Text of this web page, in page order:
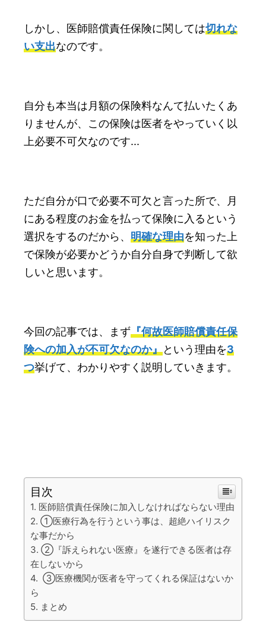
しかし、医師賠償責任保険に関しては切れな
い支出なのです。
自分も本当は月額の保険料なんて払いたくあ
りませんが、この保険は医者をやっていく以
上必要不可欠なのです...
ただ自分が口で必要不可欠と言った所で、月
にある程度のお金を払って保険に入るという
選択をするのだから、 明確な理由を知った上
で保険が必要かどうか自分自身で判断して欲
しいと思います。
今回の記事では、まず『何故医師賠償責任保
険への加入が不可欠なのか』という理由を3
つ挙げて、わかりやすく説明していきます。
目次
医師賠償責任保険に加入しなければならない理由
①医療行為を行うという事は、超絶ハイリスク
な事だから
②『訴えられない医療』を遂行できる医者は存
在しないから
③医療機関が医者を守ってくれる保証はないか
ら
まとめ